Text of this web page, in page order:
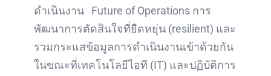
ดำเนินงาน Future of Operations การ
พัฒนาการตัดสินใจที่ยืดหยุ่น (resilient) และ
รวมกระแสข้อมูลการดำเนินงานเข้าด้วยกัน
ในขณะที่เทคโนโลยีไอที (IT) และปฏิบัติการ